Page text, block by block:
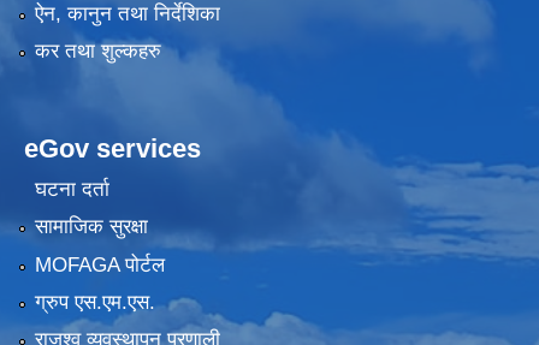
ऐन, कानुन तथा निर्देशिका
कर तथा शुल्कहरु
eGov services
घटना दर्ता
सामाजिक सुरक्षा
MOFAGA पोर्टल
ग्रुप एस.एम.एस.
राजश्व व्यवस्थापन प्रणाली